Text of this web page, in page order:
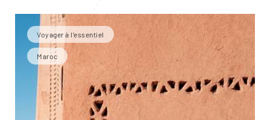
Voyager à l’essentiel
Maroc